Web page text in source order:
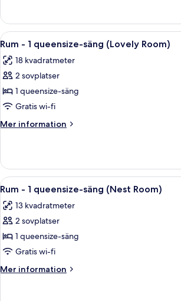
-
utsikt
mot
kanalen
(Loft
Room)
-
queensize-
utsikt
kanalen
(Loft
Öppna
alla
foton
för
Rum
-
1
queensize-
(Lovely
Room)
9
Rum - 1 queensize-säng (Lovely Room)
18 kvadratmeter
2 sovplatser
1 queensize-säng
Gratis wi-fi
Mer information
Mer
-
queensize-
(Lovely
Room)
Öppna
alla
foton
för
Rum
-
1
queensize-
7
Rum - 1 queensize-säng (Nest Room)
13 kvadratmeter
2 sovplatser
1 queensize-säng
Gratis wi-fi
Mer information
Mer